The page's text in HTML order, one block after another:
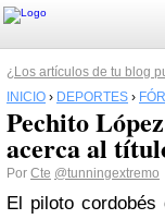
¿Los artículos de tu blog
INICIO › DEPORTES ›
Pechito
acerca al
Por Cte @tunningextremo
El piloto